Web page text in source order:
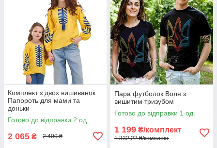
Комплект з двох вишиванок
Папороть для мами та
доньки
Готово до відправки 2 од.
2 065 ₴ 2 400 ₴
Пара футболок Воля з
вишитим тризубом
Готово до відправки 1 од.
1 199 ₴/комплект
1 332,22 ₴/комплект